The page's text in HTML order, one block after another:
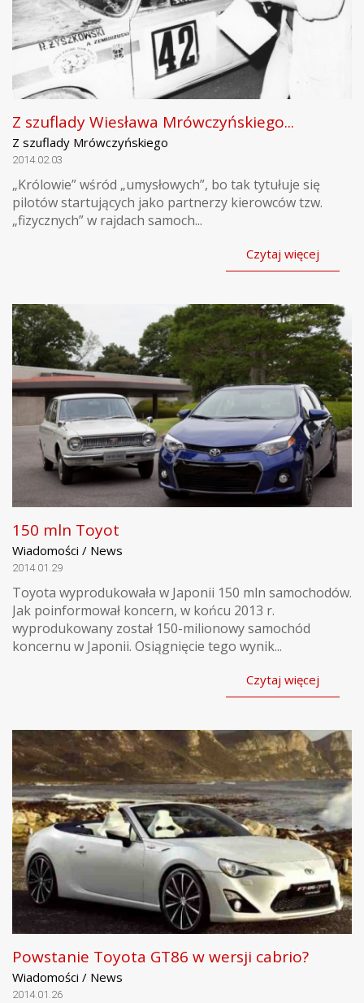
Z szuflady Wiesława Mrówczyńskiego...
Z szuflady Mrówczyńskiego
2014.02.03
„Królowie” wśród „umysłowych”, bo tak tytułuje się
pilotów startujących jako partnerzy kierowców tzw.
„fizycznych” w rajdach samoch...
Czytaj więcej
150 mln Toyot
Wiadomości / News
2014.01.29
Toyota wyprodukowała w Japonii 150 mln samochodów.
Jak poinformował koncern, w końcu 2013 r.
wyprodukowany został 150-milionowy samochód
koncernu w Japonii. Osiągnięcie tego wynik...
Czytaj więcej
Powstanie Toyota GT86 w wersji cabrio?
Wiadomości / News
2014.01.26